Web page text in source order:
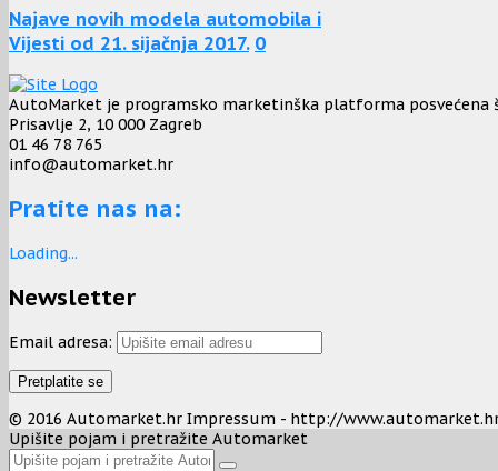
Najave novih modela automobila i
Vijesti od 21. sijačnja 2017. 0
AutoMarket je programsko marketinška platforma
Prisavlje 2, 10 000 Zagreb
01 46 78 765
info@automarket.hr
Pratite nas na:
Loading...
Newsletter
Email adresa:
© 2016 Automarket.hr Impressum - http://
Upišite pojam i pretražite Automarket